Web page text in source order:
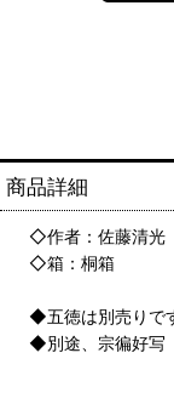
商品詳細
◇作者：佐藤清
◇箱：桐箱
◆五徳は別売
◆別途、宗徧好写